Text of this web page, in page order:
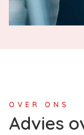
OVER ONS
Advies